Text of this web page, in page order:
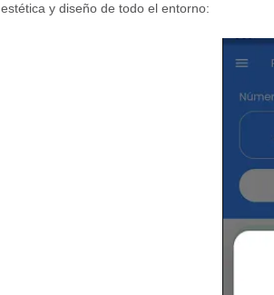
estética y diseño de todo el entorno: